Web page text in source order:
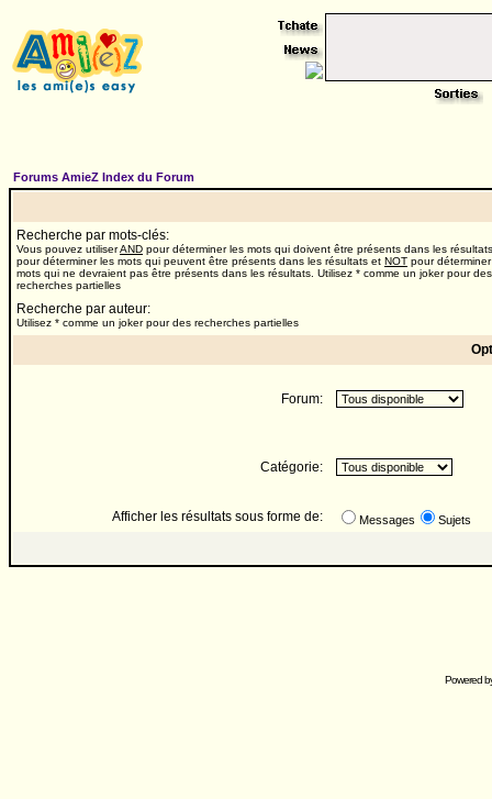
Forums AmieZ Index du Forum
Recherche par mots-clés:
Vous pouvez utiliserAND pour déterminer les mots qui doivent être présents dans les
pour déterminer les mots qui peuvent être présents dans les résultats et NOT pour
mots qui ne devraient pas être présents dans les résultats. Utilisez * comme un joker pour des
recherches partielles
Recherche par auteur:
Utilisez * comme un joker pour des recherches partielles
Forum:
Catégorie:
Afficher les résultats sous forme de: Messages Sujets
Powered